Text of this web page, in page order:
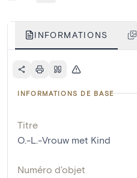
INFORMATIONS
INFORMATIONS DE BASE
Titre
O.-L.-Vrouw met Kind
Numéro d'objet